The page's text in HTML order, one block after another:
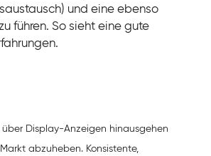
und eine ebenso
führen. So sieht eine gute
Display-Anzeigen hinausgehen
abzuheben. Konsistente,